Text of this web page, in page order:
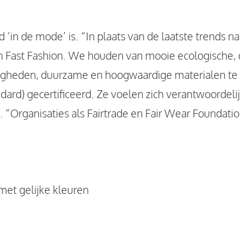
de mode’ is. “In plaats van de laatste trends
Fashion. We houden van mooie
duurzame en hoogwaardige materialen
gecertificeerd. Ze voelen zich
als Fairtrade en Fair Wear
gelijke kleuren